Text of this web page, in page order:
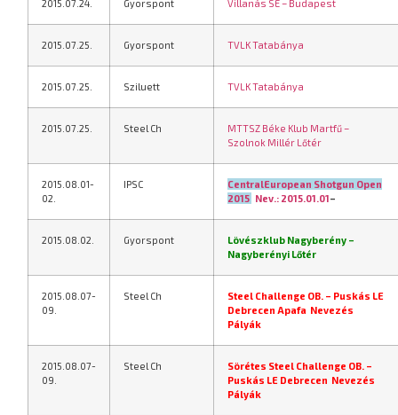
2015.07.24. Gyorspont Villanás SE – Budapest
2015.07.25. Gyorspont TVLK Tatabánya
2015.07.25. Sziluett TVLK Tatabánya
2015.07.25. Steel Ch
MTTSZ Béke Klub Martfű –
Szolnok Millér Lőtér
2015.08.01-
02.
IPSC
Central­European Shotgun Open
2015 Nev.: 2015.01.01–
2015.08.02. Gyorspont
Lövészklub Nagyberény –
Nagyberényi Lőtér
2015.08.07-
09.
Steel Ch
Steel Challenge OB. – Puskás LE
Debrecen Apafa Nevezés
Pályák
2015.08.07-
09.
Steel Ch
Sörétes Steel Challenge OB. –
Puskás LE Debrecen Nevezés
Pályák